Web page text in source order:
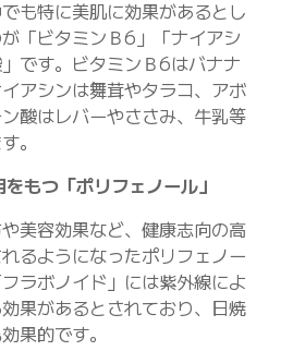
も特に美肌に効果があるとし
「ビタミンＢ6」「ナイアシ
です。ビタミンＢ6はバナナ
アシンは舞茸やタラコ、アボ
酸はレバーやささみ、牛乳等
。
もつ「ポリフェノール」
美容効果など、健康志向の高
るようになったポリフェノー
ラボノイド」には紫外線によ
果があるとされており、日焼
果的です。